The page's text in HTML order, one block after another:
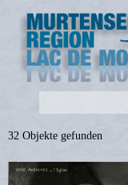
32 Objekte gefunden